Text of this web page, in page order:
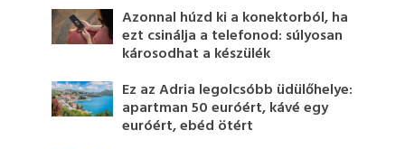
Azonnal húzd ki a konektorból, ha
ezt csinálja a telefonod: súlyosan
károsodhat a készülék
Ez az Adria legolcsóbb üdülőhelye:
apartman 50 euróért, kávé egy
euróért, ebéd ötért